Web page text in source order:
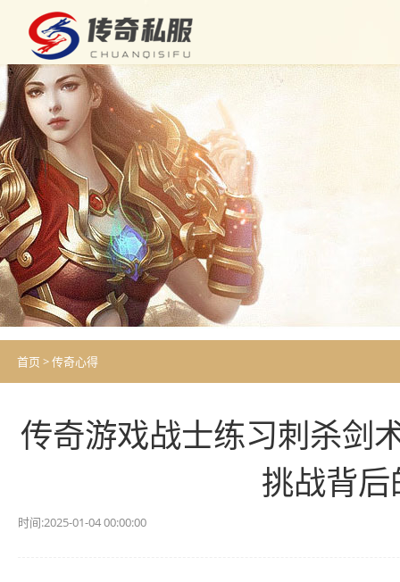
首页 >传奇心得
传奇游戏战士练习刺杀剑
挑战背
时间:2025-01-04 00:00:00